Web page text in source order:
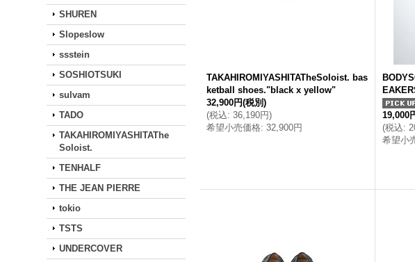
SHUREN
Slopeslow
ssstein
SOSHIOTSUKI
sulvam
TADO
TAKAHIROMIYASHITAThe
Soloist.
TENHALF
THE JEAN PIERRE
tokio
TSTS
UNDERCOVER
TAKAHIROMIYASHITATheSoloist. bas
ketball shoes."black x yellow"
32,900円(税別)
(税込: 36,190円)
希望小売価格: 32,900円
19,000
(税込:
希望小